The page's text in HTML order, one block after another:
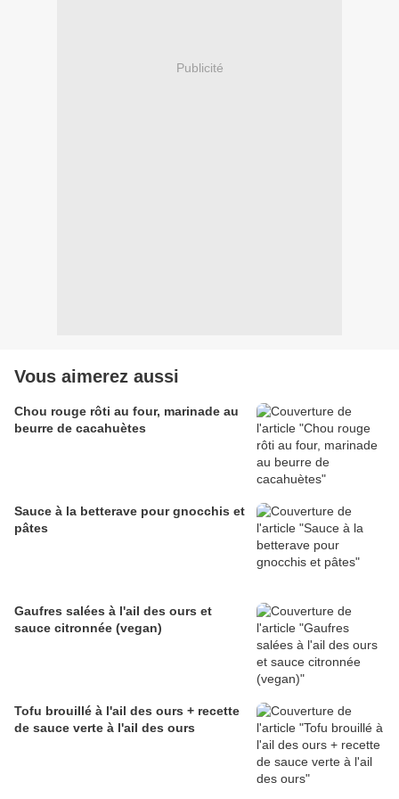
Publicité
Vous aimerez aussi
Chou rouge rôti au four, marinade au
beurre de cacahuètes
Sauce à la betterave pour gnocchis et
pâtes
Gaufres salées à l'ail des ours et
sauce citronnée (vegan)
Tofu brouillé à l'ail des ours + recette
de sauce verte à l'ail des ours